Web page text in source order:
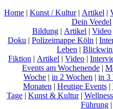
Home | Kunst / Kultur| Artikel |
Dein Veedel
Bildung | Artikel | Video
Doku | Polizeimappe Köln |
Leben |
Fiktion | Artikel | Video |
Events am Wochenende |
Woche | in 2 Wochen | in 3
Monaten | Heutige Events|
Tage | Kunst & Kultur|
Führung |